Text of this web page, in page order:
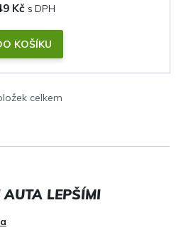
Kč
KOŠÍKU
O
l
a
celkem